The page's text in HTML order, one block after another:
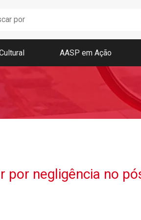
Boletim AASP
Coleção de
Revista da
AASP em Ação
por negligência no